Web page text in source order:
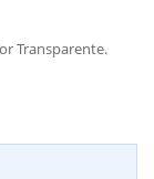
Transparente.